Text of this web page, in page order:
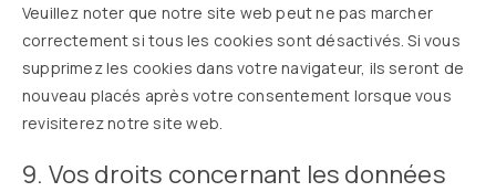
Veuillez noter que notre site web peut ne pas marcher
correctement si tous les cookies sont désactivés. Si vous
supprimez les cookies dans votre navigateur, ils seront de
nouveau placés après votre consentement lorsque vous
revisiterez notre site web.
9. Vos droits concernant les données